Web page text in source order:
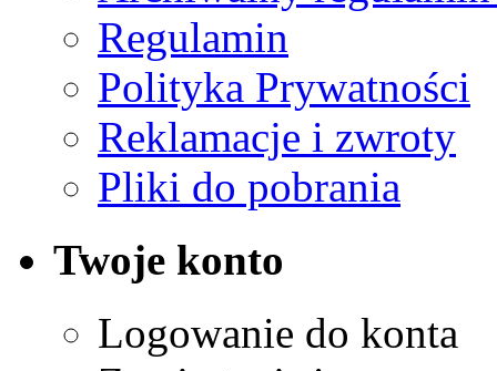
Regulamin
Polityka Prywatności
Reklamacje i zwroty
Pliki do pobrania
Twoje konto
Logowanie do konta